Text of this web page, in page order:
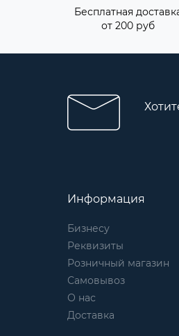
Бесплатная
от 200 руб
Информация
Бизнесу
Реквизиты
Розничный магазин
Самовывоз
О нас
Доставка